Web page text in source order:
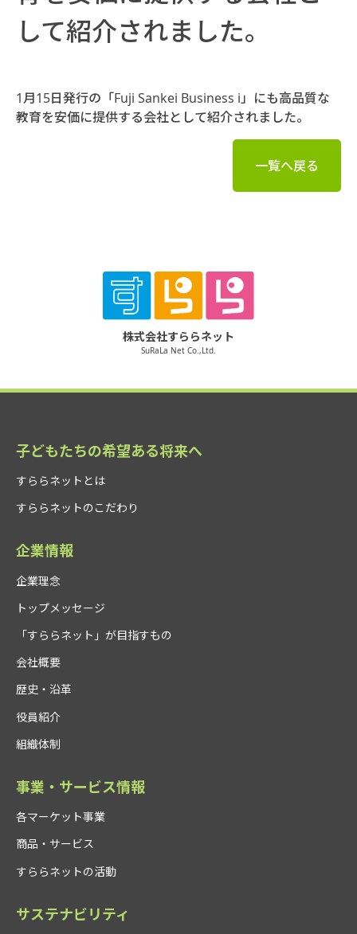
して紹介されました。
1月15日発行の「Fuji Sankei Business i」にも高品質な
教育を安価に提供する会社として紹介されました。
一覧へ戻る
株式会社すららネット
SuRaLa Net Co.,Ltd.
子どもたちの希望ある将来へ
すららネットとは
すららネットのこだわり
企業情報
企業理念
トップメッセージ
「すららネット」が目指すもの
会社概要
歴史・沿革
役員紹介
組織体制
事業・サービス情報
各マーケット事業
商品・サービス
すららネットの活動
サステナビリティ